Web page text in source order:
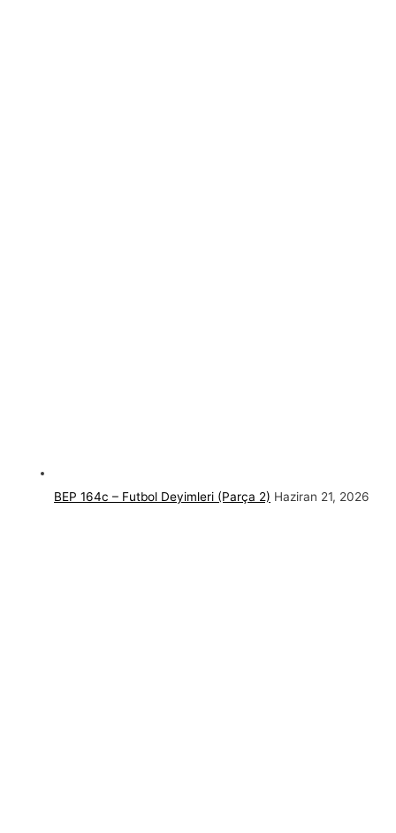
BEP 164c – Futbol Deyimleri (Parça 2) Haziran 21, 2026